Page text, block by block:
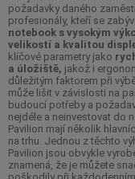
požadavky daného
profesionály, kteří se
notebook s vysokým
velikostí a kvalitou
klíčové parametry jako
a úložiště, jakož i
důležitým faktorem při
může lišit v závislosti na
budoucí potřeby a
nejdéle a neinvestovat do
Pavilion mají několik
na trhu. Jednou z těchto
Pavilion jsou obvykle
znamená, že je můžete